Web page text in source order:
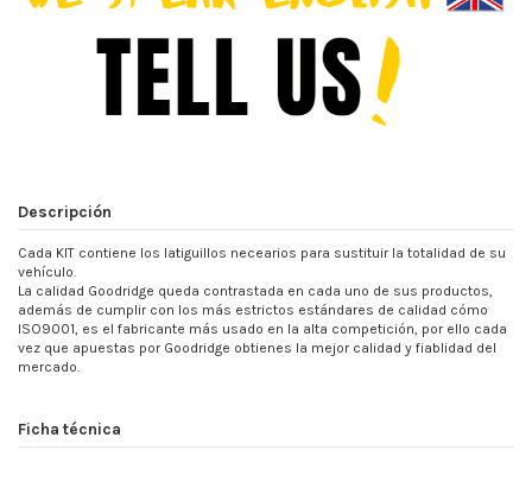
Descripción
Cada KIT contiene los latiguillos necearios para sustituir la totalidad de su
vehículo.
La calidad Goodridge queda contrastada en cada uno de sus productos,
además de cumplir con los más estrictos estándares de calidad cómo
ISO9001, es el fabricante más usado en la alta competición, por ello cada
vez que apuestas por Goodridge obtienes la mejor calidad y fiablidad del
mercado.
Ficha técnica